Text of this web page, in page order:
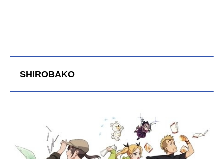
案：Na-Ga監督：浅井義之キャラク
果：村上正博編集：高橋歩音楽：AN
ANT-GARDEEYES 枝准 光収容音
楽制作：VisualArt’s 1stPLACE音響
監督：飯田里樹アニメーション制
SHIROBAKO